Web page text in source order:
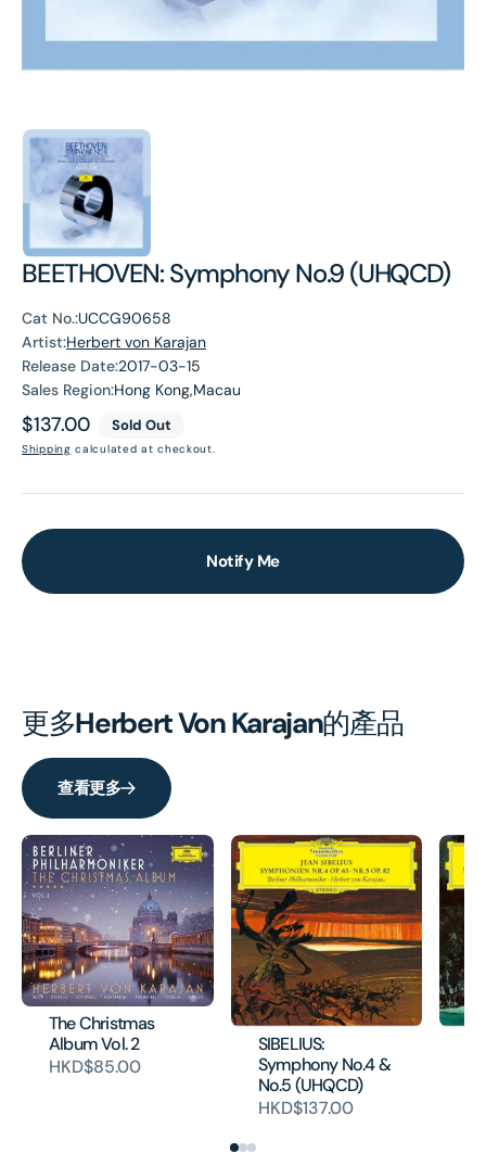
BEETHOVEN: Symphony No.9 (UHQCD)
Cat No.:UCCG90658
Artist:Herbert von Karajan
Release Date:2017-03-15
Sales Region:Hong Kong,Macau
Regular
price
$137.00 Sold Out
Shipping calculated at checkout.
Notify Me
更多Herbert Von Karajan的產品
查看更多
The Christmas
Album Vol. 2
HKD$85.00
SIBELIUS:
Symphony No.4 &
No.5 (UHQCD)
HKD$137.00